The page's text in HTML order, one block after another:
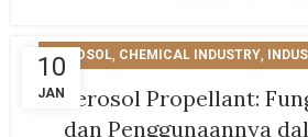
10
JAN
AEROSOL, CHEMICAL INDUSTRY,
Aerosol Propellant:
dan Penggunaannya